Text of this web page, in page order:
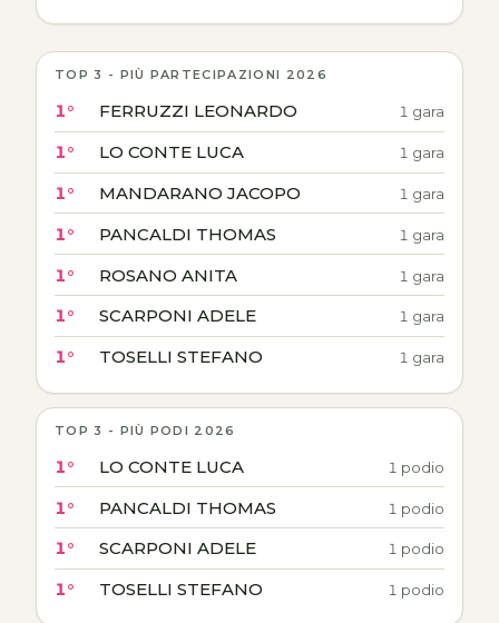
TOP 3 - PIÙ PARTECIPAZIONI 2026
1° FERRUZZI LEONARDO 1 gara
1° LO CONTE LUCA 1 gara
1° MANDARANO JACOPO 1 gara
1° PANCALDI THOMAS 1 gara
1° ROSANO ANITA 1 gara
1° SCARPONI ADELE 1 gara
1° TOSELLI STEFANO 1 gara
TOP 3 - PIÙ PODI 2026
1° LO CONTE LUCA 1 podio
1° PANCALDI THOMAS 1 podio
1° SCARPONI ADELE 1 podio
1° TOSELLI STEFANO 1 podio